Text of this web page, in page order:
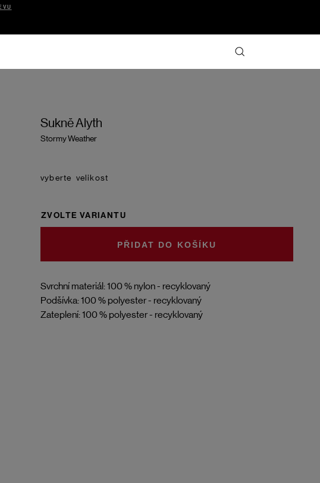
Sukně Alyth
Stormy Weather
Svrchní materiál: 100 % nylon - recyklovaný
Podšívka: 100 % polyester - recyklovaný
Zateplení: 100 % polyester - recyklovaný
velikost
ZVOLTE VARIANTU
DO KOŠÍKU